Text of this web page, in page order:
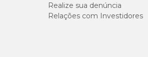
Realize sua denúncia
Relações com Investidores